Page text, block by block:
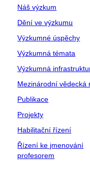
Náš výzkum
Dění ve výzkumu
Výzkumné úspěchy
Výzkumná témata
Výzkumná
Mezinárodní vědecká
Publikace
Projekty
Habilitační řízení
Řízení ke jmenování
profesorem